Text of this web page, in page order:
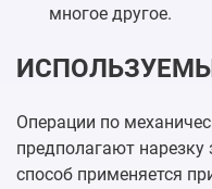
многое другое.
Операции по
предполагают нарезку
способ применяется